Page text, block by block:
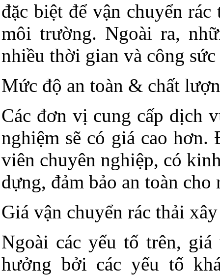
đặc biệt để vận chuyển
môi trường. Ngoài ra,
nhiều thời gian và công
Mức độ an toàn & chất
Các đơn vị cung cấp dịch
nghiệm sẽ có giá cao
viên chuyên nghiệp, có
dựng, đảm bảo an toàn
Giá vận chuyển rác thải
Ngoài các yếu tố trên,
hưởng bởi các yếu tố